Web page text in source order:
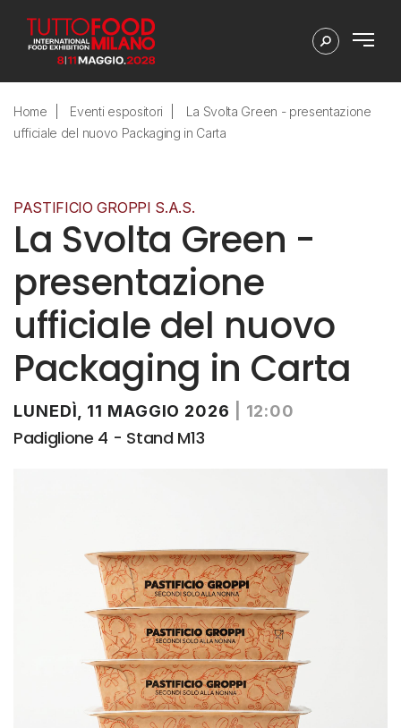
Home Eventi espositori
La Svolta Green - presentazione
ufficiale del nuovo Packaging in Carta
PASTIFICIO GROPPI S.A.S.
La Svolta Green -
presentazione
ufficiale del nuovo
Packaging in Carta
LUNEDÌ, 11 MAGGIO 2026 12:00
Padiglione 4 - Stand M13